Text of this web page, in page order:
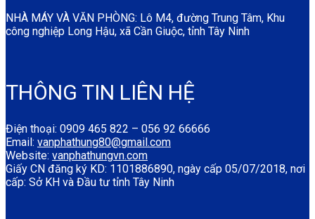
NHÀ MÁY VÀ VĂN PHÒNG: Lô M4, đường Trung Tâm, Khu
công nghiệp Long Hậu, xã Cần Giuộc, tỉnh Tây Ninh
THÔNG TIN LIÊN HỆ
Điện thoại: 0909 465 822 – 056 92 66666
Email: vanphathung80@gmail.com
Website: vanphathungvn.com
Giấy CN đăng ký KD: 1101886890, ngày cấp 05/07/2018, nơi
cấp: Sở KH và Đầu tư tỉnh Tây Ninh